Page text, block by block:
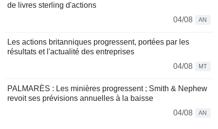
de livres sterling d'actions
04/08
AN
Les actions britanniques progressent, portées par les
résultats et l'actualité des entreprises
04/08
MT
PALMARÈS : Les minières progressent ; Smith & Nephew
revoit ses prévisions annuelles à la baisse
04/08
AN